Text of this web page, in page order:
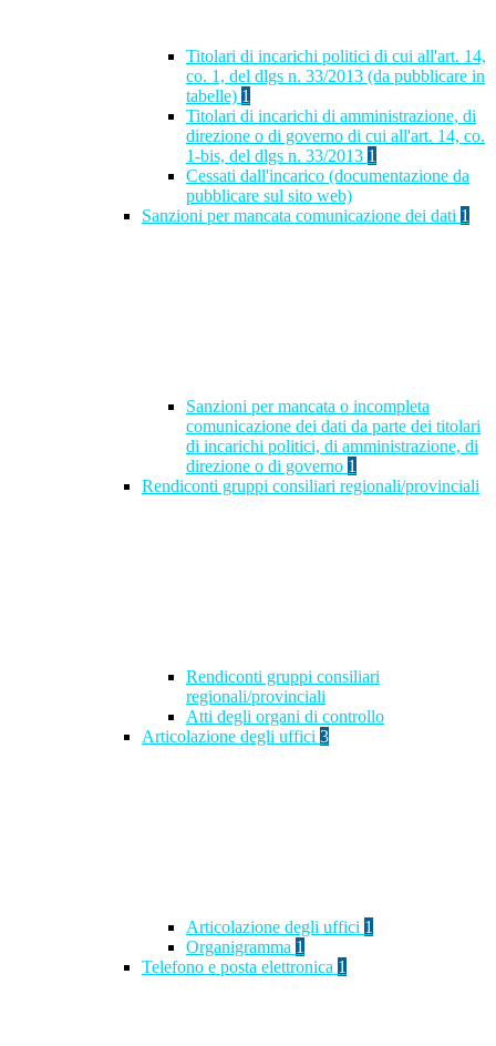
Titolari di incarichi politici di cui all'art. 14,
co. 1, del dlgs n. 33/2013 (da pubblicare in
tabelle) 1
Titolari di incarichi di amministrazione, di
direzione o di governo di cui all'art. 14, co.
1-bis, del dlgs n. 33/2013 1
Cessati dall'incarico (documentazione da
pubblicare sul sito web)
Sanzioni per mancata comunicazione dei dati 1
Sanzioni per mancata o incompleta
comunicazione dei dati da parte dei titolari
di incarichi politici, di amministrazione, di
direzione o di governo 1
Rendiconti gruppi consiliari regionali/provinciali
Rendiconti gruppi consiliari
regionali/provinciali
Atti degli organi di controllo
Articolazione degli uffici 3
Articolazione degli uffici 1
Organigramma 1
Telefono e posta elettronica 1